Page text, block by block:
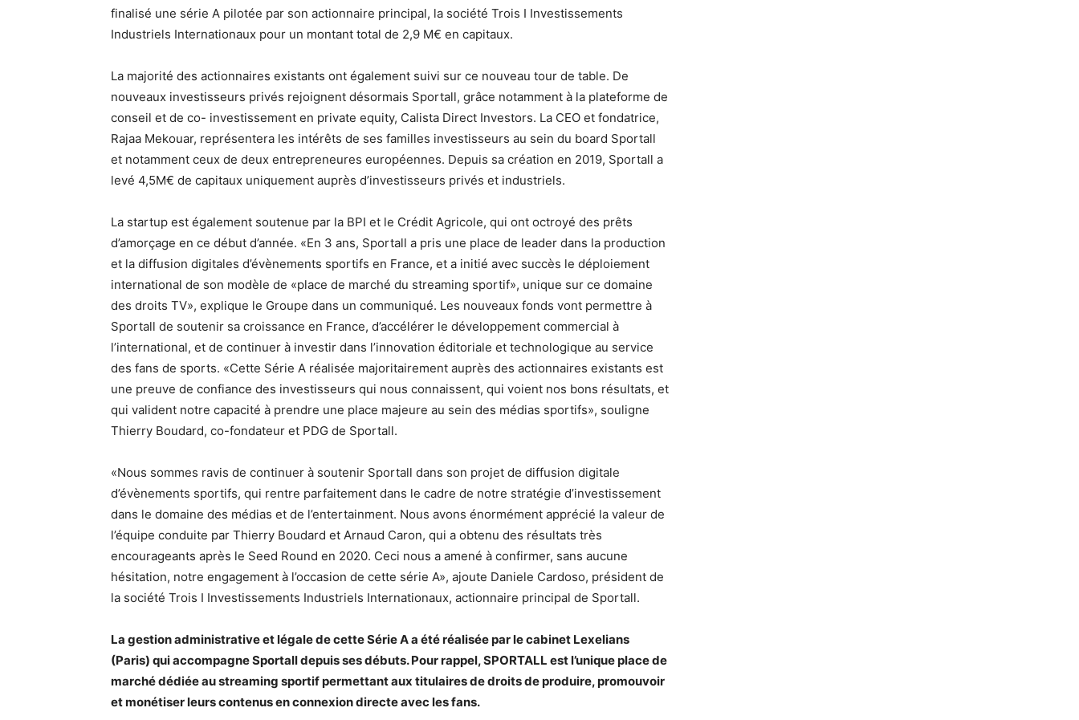
finalisé une série A pilotée par son actionnaire principal, la société Trois I Investissements
Industriels Internationaux pour un montant total de 2,9 M€ en capitaux.
La majorité des actionnaires existants ont également suivi sur ce nouveau tour de table. De
nouveaux investisseurs privés rejoignent désormais Sportall, grâce notamment à la plateforme de
conseil et de co- investissement en private equity, Calista Direct Investors. La CEO et fondatrice,
Rajaa Mekouar, représentera les intérêts de ses familles investisseurs au sein du board Sportall
et notamment ceux de deux entrepreneures européennes. Depuis sa création en 2019, Sportall a
levé 4,5M€ de capitaux uniquement auprès d’investisseurs privés et industriels.
La startup est également soutenue par la BPI et le Crédit Agricole, qui ont octroyé des prêts
d’amorçage en ce début d’année. «En 3 ans, Sportall a pris une place de leader dans la production
et la diffusion digitales d’évènements sportifs en France, et a initié avec succès le déploiement
international de son modèle de «place de marché du streaming sportif», unique sur ce domaine
des droits TV», explique le Groupe dans un communiqué. Les nouveaux fonds vont permettre à
Sportall de soutenir sa croissance en France, d’accélérer le développement commercial à
l’international, et de continuer à investir dans l’innovation éditoriale et technologique au service
des fans de sports. «Cette Série A réalisée majoritairement auprès des actionnaires existants est
une preuve de confiance des investisseurs qui nous connaissent, qui voient nos bons résultats, et
qui valident notre capacité à prendre une place majeure au sein des médias sportifs», souligne
Thierry Boudard, co-fondateur et PDG de Sportall.
«Nous sommes ravis de continuer à soutenir Sportall dans son projet de diffusion digitale
d’évènements sportifs, qui rentre parfaitement dans le cadre de notre stratégie d’investissement
dans le domaine des médias et de l’entertainment. Nous avons énormément apprécié la valeur de
l’équipe conduite par Thierry Boudard et Arnaud Caron, qui a obtenu des résultats très
encourageants après le Seed Round en 2020. Ceci nous a amené à confirmer, sans aucune
hésitation, notre engagement à l’occasion de cette série A», ajoute Daniele Cardoso, président de
la société Trois I Investissements Industriels Internationaux, actionnaire principal de Sportall.
La gestion administrative et légale de cette Série A a été réalisée par le cabinet Lexelians
(Paris) qui accompagne Sportall depuis ses débuts. Pour rappel, SPORTALL est l’unique place de
marché dédiée au streaming sportif permettant aux titulaires de droits de produire, promouvoir
et monétiser leurs contenus en connexion directe avec les fans.